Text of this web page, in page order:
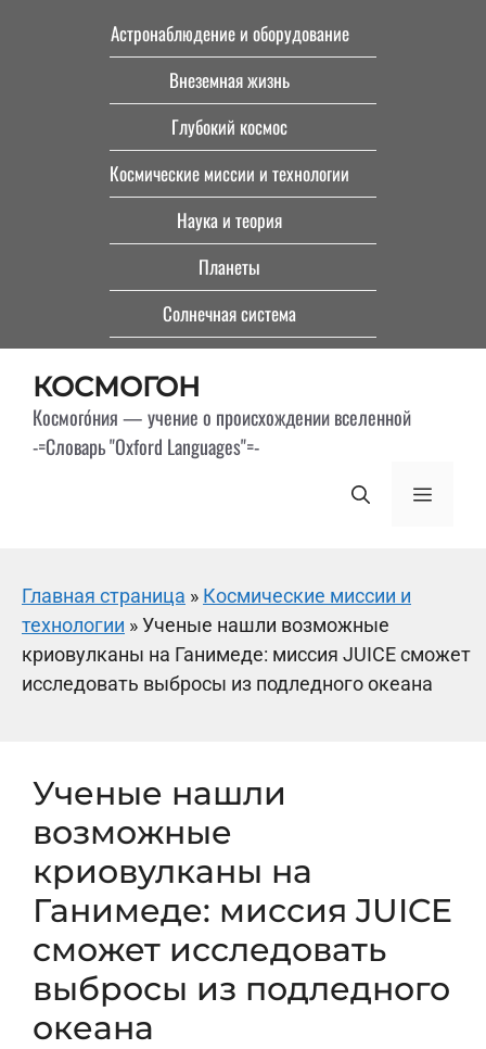
Астронаблюдение и оборудование
Внеземная жизнь
Глубокий космос
Космические миссии и технологии
Наука и теория
Планеты
Солнечная система
КОСМОГОН
Космого́ния — учение о происхождении вселенной
-=Словарь "Oxford Languages"=-
Меню
Главная страница » Космические миссии и
технологии »Ученые нашли возможные
криовулканы на Ганимеде: миссия JUICE сможет
исследовать выбросы из подледного океана
Ученые нашли
возможные
криовулканы на
Ганимеде: миссия JUICE
сможет исследовать
выбросы из подледного
океана